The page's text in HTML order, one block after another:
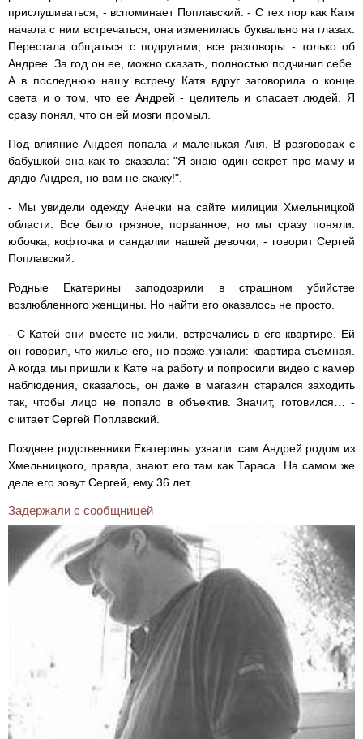
прислушиваться, - вспоминает Поплавский. - С тех пор как Катя
начала с ним встречаться, она изменилась буквально на глазах.
Перестала общаться с подругами, все разговоры - только об
Андрее. За год он ее, можно сказать, полностью подчинил себе.
А в последнюю нашу встречу Катя вдруг заговорила о конце
света и о том, что ее Андрей - целитель и спасает людей. Я
сразу понял, что он ей мозги промыл.
Под влияние Андрея попала и маленькая Аня. В разговорах с
бабушкой она как-то сказала: "Я знаю один секрет про маму и
дядю Андрея, но вам не скажу!".
- Мы увидели одежду Анечки на сайте милиции Хмельницкой
области. Все было грязное, порванное, но мы сразу поняли:
юбочка, кофточка и сандалии нашей девочки, - говорит Сергей
Поплавский.
Родные Екатерины заподозрили в страшном убийстве
возлюбленного женщины. Но найти его оказалось не просто.
- С Катей они вместе не жили, встречались в его квартире. Ей
он говорил, что жилье его, но позже узнали: квартира съемная.
А когда мы пришли к Кате на работу и попросили видео с камер
наблюдения, оказалось, он даже в магазин старался заходить
так, чтобы лицо не попало в объектив. Значит, готовился… -
считает Сергей Поплавский.
Позднее родственники Екатерины узнали: сам Андрей родом из
Хмельницкого, правда, знают его там как Тараса. На самом же
деле его зовут Сергей, ему 36 лет.
Задержали с сообщницей